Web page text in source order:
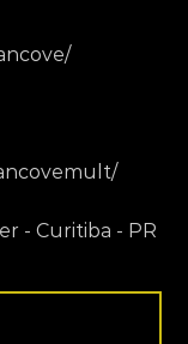
- Curitiba - PR